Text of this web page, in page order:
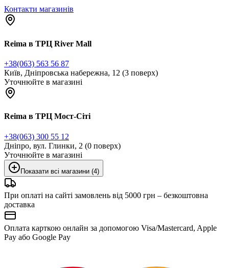
Контакти магазинів
Reima в ТРЦ River Mall
+38(063) 563 56 87
Київ, Дніпровська набережна, 12 (3 поверх)
Уточнюйте в магазині
Reima в ТРЦ Мост-Сіті
+38(063) 300 55 12
Дніпро, вул. Глинки, 2 (0 поверх)
Уточнюйте в магазині
Показати всі магазини (4)
При оплаті на сайті замовлень від 5000 грн – безкоштовна
доставка
Оплата карткою онлайн за допомогою Visa/Mastercard, Apple
Pay або Google Pay